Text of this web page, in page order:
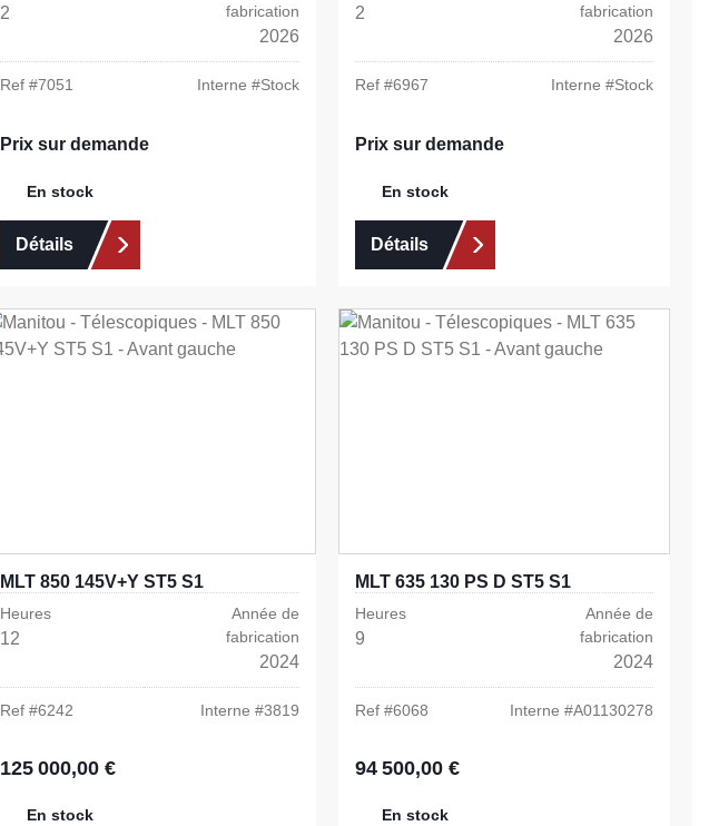
2
fabrication
2026
Ref #7051 Interne #Stock
Prix sur demande
En stock
Détails
2
fabrication
2026
Ref #6967 Interne #Stock
Prix sur demande
En stock
Détails
MLT 850 145V+Y ST5 S1
Heures
12
Année de
fabrication
2024
Ref #6242 Interne #3819
Prix régulier :
125 000,00 €
En stock
MLT 635 130 PS D ST5 S1
Heures
9
Année de
fabrication
2024
Ref #6068 Interne #A01130278
Prix régulier :
94 500,00 €
En stock